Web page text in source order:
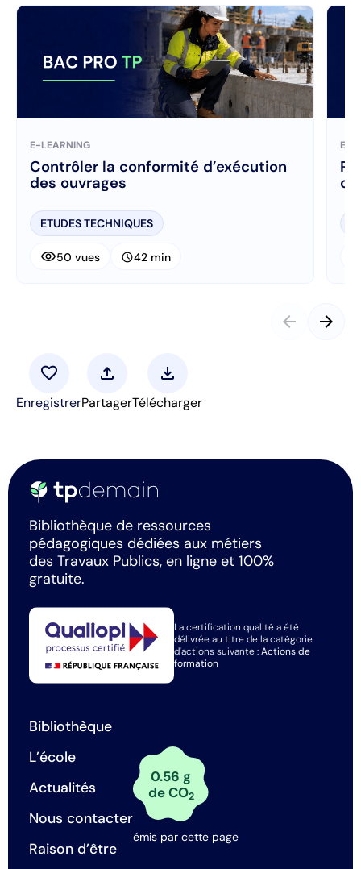
E-LEARNING
Contrôler la conformité d’exécution
des ouvrages
ETUDES TECHNIQUES
visibility50 vues schedule42 min
E-
arrow_back arrow_forward
favorite
Enregistrer
upload
Partager
download
Télécharger
Bibliothèque de ressources
pédagogiques dédiées aux métiers
des Travaux Publics, en ligne et 100%
gratuite.
La certification qualité a été
délivrée au titre de la catégorie
d'actions suivante :Actions de
formation
Bibliothèque
L’école
Actualités
Nous contacter
Raison d’être
0.56 g
de CO2
émis par cette page